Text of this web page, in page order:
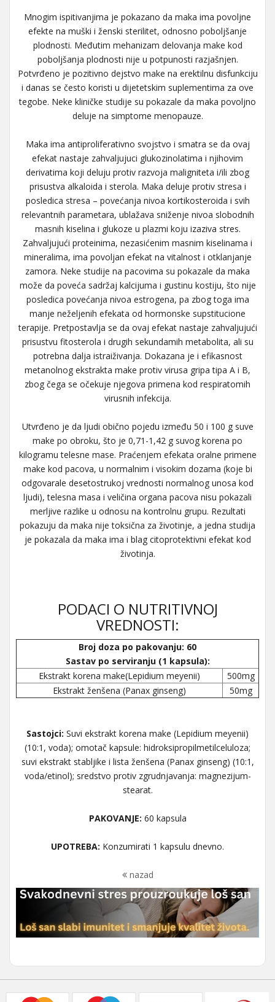
Mnogim ispitivanjima je pokazano da maka ima povoljne
efekte na muški i ženski sterilitet, odnosno poboljšanje
plodnosti. Međutim mehanizam delovanja make kod
poboljšanja plodnosti nije u potpunosti razjašnjen.
Potvrđeno je pozitivno dejstvo make na erektilnu disfunkciju
i danas se često koristi u dijetetskim suplementima za ove
tegobe. Neke kliničke studije su pokazale da maka povoljno
deluje na simptome menopauze.
Maka ima antiproliferativno svojstvo i smatra se da ovaj
efekat nastaje zahvaljujuci glukozinolatima i njihovim
derivatima koji deluju protiv razvoja maligniteta i/ili zbog
prisustva alkaloida i sterola. Maka deluje protiv stresa i
posledica stresa – povećanja nivoa kortikosteroida i svih
relevantnih parametara, ublažava sniženje nivoa slobodnih
masnih kiselina i glukoze u plazmi koju izaziva stres.
Zahvaljujući proteinima, nezasićenim masnim kiselinama i
mineralima, ima povoljan efekat na vitalnost i otklanjanje
zamora. Neke studije na pacovima su pokazale da maka
može da poveća sadržaj kalcijuma i gustinu kostiju, što nije
posledica povećanja nivoa estrogena, pa zbog toga ima
manje neželjenih efekata od hormonske supstitucione
terapije. Pretpostavlja se da ovaj efekat nastaje zahvaljujući
prisustvu fitosterola i drugih sekundamih metabolita, ali su
potrebna dalja istraiživanja. Dokazana je i efikasnost
metanolnog ekstrakta make protiv virusa gripa tipa A i B,
zbog čega se očekuje njegova primena kod respiratomih
virusnih infekcija.
Utvrđeno je da ljudi obično pojedu između 50 i 100 g suve
make po obroku, što je 0,71-1,42 g suvog korena po
kilogramu telesne mase. Praćenjem efekata oralne primene
make kod pacova, u normalnim i visokim dozama (koje bi
odgovarale desetostrukoj vrednosti normalnog unosa kod
ljudi), telesna masa i veličina organa pacova nisu pokazali
merljive razlike u odnosu na kontrolnu grupu. Rezultati
pokazuju da maka nije toksična za životinje, a jedna studija
je pokazala da maka ima i blag citoprotektivni efekat kod
životinja.
PODACI O NUTRITIVNOJ
VREDNOSTI:
Broj doza po pakovanju: 60
Sastav po serviranju (1 kapsula):
Ekstrakt korena make(Lepidium meyenii)
500mg
Ekstrakt ženšena (Panax ginseng)
50mg
Sastojci: Suvi ekstrakt korena make (Lepidium meyenii)
(10:1, voda); omotač kapsule: hidroksipropilmetilceluloza;
suvi ekstrakt stabljike i lista ženšena (Panax ginseng) (10:1,
voda/etinol); sredstvo protiv zgrudnjavanja: magnezijum-
stearat.
PAKOVANJE: 60 kapsula
UPOTREBA: Konzumirati 1 kapsulu dnevno.
nazad